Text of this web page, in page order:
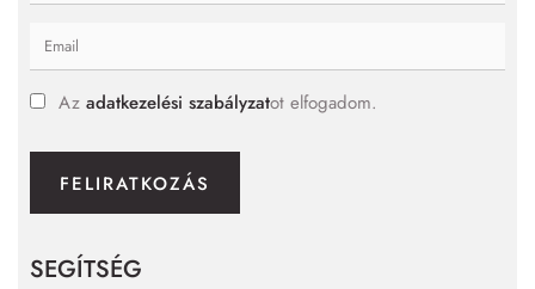
SEGÍTSÉG
Az adatkezelési szabályzatot elfogadom.
FELIRATKOZÁS